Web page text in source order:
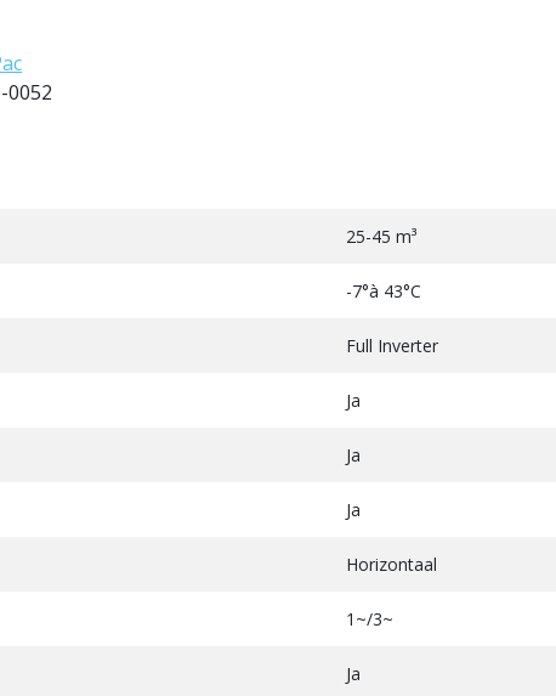
0052
25-45 m³
-7°à 43°C
Full Inverter
Ja
Ja
Ja
Horizontaal
1~/3~
Ja